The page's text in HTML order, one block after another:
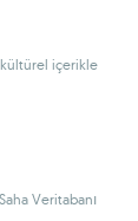
içerikle
Veritabanı